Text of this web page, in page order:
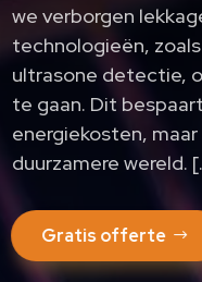
we verborgen
technologieën,
ultrasone detectie,
te gaan.​ Dit
energiekosten,
duurzamere wereld.​
Gratis offerte